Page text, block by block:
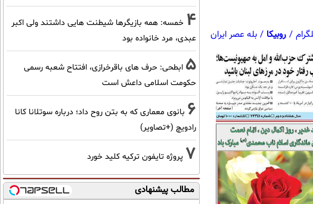
/ روبیکا / بله عصر ایران
4 خمسه: همه بازیگرها شیطنت هایی داشتند ولی اکبر
عبدی، مرد خانواده بود
5 ابطحی: حرف های باقرخرازی، افتتاح شعبه رسمی
حکومت اسلامی داعش است
6 بانوی معماری که به بتن روح داد؛ درباره سوتلانا کانا
رادویچ (+تصاویر)
7 پروژه تایفون ترکیه کلید خورد
مطالب پیشنهادی